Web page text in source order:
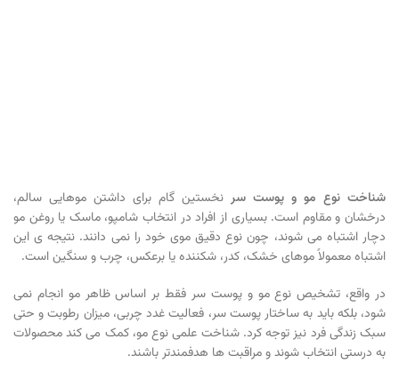
شناخت نوع مو و پوست سر نخستین گام برای داشتن موهایی سالم،
درخشان و مقاوم است. بسیاری از افراد در انتخاب شامپو، ماسک یا روغن مو
دچار اشتباه می شوند، چون نوع دقیق موی خود را نمی دانند. نتیجه ی این
اشتباه معمولاً موهای خشک، کدر، شکننده یا برعکس، چرب و سنگین است.
در واقع، تشخیص نوع مو و پوست سر فقط بر اساس ظاهر مو انجام نمی
شود، بلکه باید به ساختار پوست سر، فعالیت غدد چربی، میزان رطوبت و حتی
سبک زندگی فرد نیز توجه کرد. شناخت علمی نوع مو، کمک می کند محصولات
به درستی انتخاب شوند و مراقبت ها هدفمندتر باشند.